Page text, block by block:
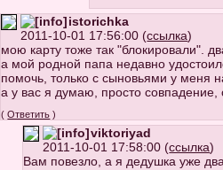
istorichka
2011-10-01 17:56:00 (ссылка)
мою карту тоже так "блокировали".
а мой родной папа недавно
помочь, только с сыновьями у меня
а у вас я думаю, просто совпадение,
(Ответить )
viktoriyad
2011-10-01 17:58:00 (ссылка)
Вам повезло, а я дедушка уже